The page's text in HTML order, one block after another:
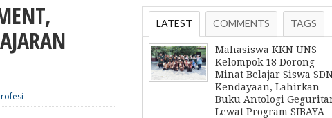
LATEST COMMENTS TAGS
Mahasiswa KKN UNS
Kelompok 18 Dorong
Minat Belajar Siswa
Kendayaan, Lahirkan
Buku Antologi
Lewat Program SIBAYA